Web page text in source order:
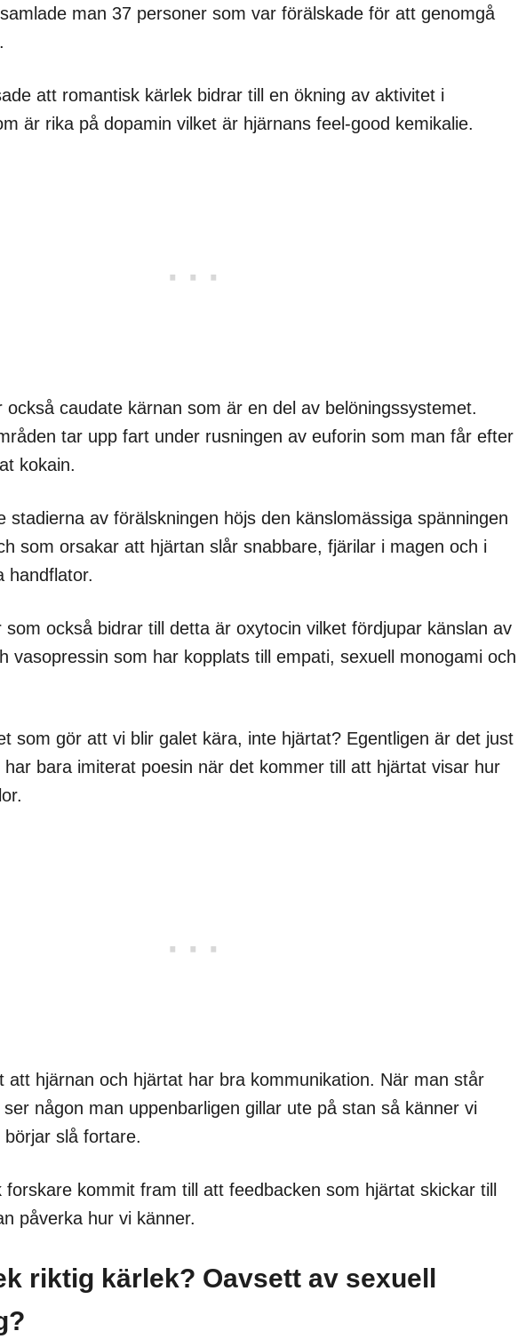
man 37 personer som var förälskade för att genomgå
att romantisk kärlek bidrar till en ökning av aktivitet i
är rika på dopamin vilket är hjärnans feel-good kemikalie.
också caudate kärnan som är en del av belöningssystemet.
tar upp fart under rusningen av euforin som man får efter
kokain.
stadierna av förälskningen höjs den känslomässiga spänningen
som orsakar att hjärtan slår snabbare, fjärilar i magen och i
handflator.
som också bidrar till detta är oxytocin vilket fördjupar känslan av
vasopressin som har kopplats till empati, sexuell monogami och
som gör att vi blir galet kära, inte hjärtat? Egentligen är det just
bara imiterat poesin när det kommer till att hjärtat visar hur
att hjärnan och hjärtat har bra kommunikation. När man står
någon man uppenbarligen gillar ute på stan så känner vi
slå fortare.
forskare kommit fram till att feedbacken som hjärtat skickar till
påverka hur vi känner.
riktig kärlek? Oavsett av sexuell